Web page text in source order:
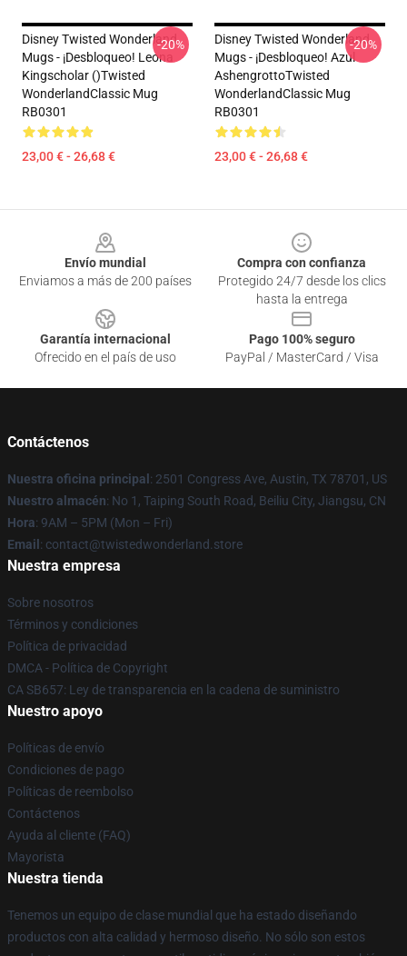
Disney Twisted Wonderland
Mugs - ¡Desbloqueo! Leona
Kingscholar ()Twisted
WonderlandClassic Mug
RB0301
23,00 € - 26,68 €
-20%
Disney Twisted Wonderland
Mugs - ¡Desbloqueo! Azul
AshengrottoTwisted
WonderlandClassic Mug
RB0301
23,00 € - 26,68 €
-20%
Envío mundial
Enviamos a más de 200 países
Compra con confianza
Protegido 24/7 desde los clics
hasta la entrega
Garantía internacional
Ofrecido en el país de uso
Pago 100% seguro
PayPal / MasterCard / Visa
Contáctenos
Nuestra oficina principal : 2501 Congress Ave, Austin, TX 78701, US
Nuestro almacén: No 1, Taiping South Road, Beiliu City, Jiangsu, CN
Hora: 9AM – 5PM (Mon – Fri)
Email : contact@twistedwonderland.store
Nuestra empresa
Sobre nosotros
Términos y condiciones
Política de privacidad
DMCA - Política de Copyright
CA SB657: Ley de transparencia en la cadena de suministro
Nuestro apoyo
Políticas de envío
Condiciones de pago
Políticas de reembolso
Contáctenos
Ayuda al cliente (FAQ)
Mayorista
Nuestra tienda
Tenemos un equipo de clase mundial que ha estado diseñando
productos con alta calidad y hermoso diseño. No sólo son estos